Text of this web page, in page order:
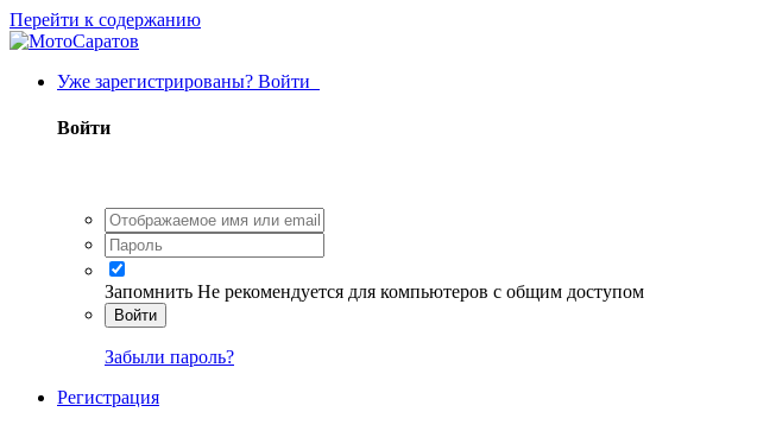
Перейти к содержанию
Уже зарегистрированы? Войти
Войти
Запомнить Не рекомендуется для компьютеров с общим доступом
Войти
Забыли пароль?
Регистрация